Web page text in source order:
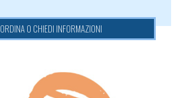
ORDINA O CHIEDI INFORMAZIONI